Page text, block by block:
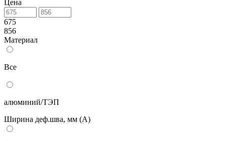
Цена
675
856
Материал
Все
алюминий/ТЭП
Ширина деф.шва, мм (А)